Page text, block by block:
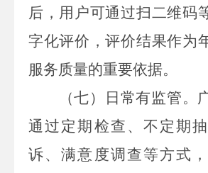
后，用户可通过扫二维码
字化评价，评价结果作为
服务质量的重要依据。
（七）日常有监管。
通过定期检查、不定期
诉、满意度调查等方式